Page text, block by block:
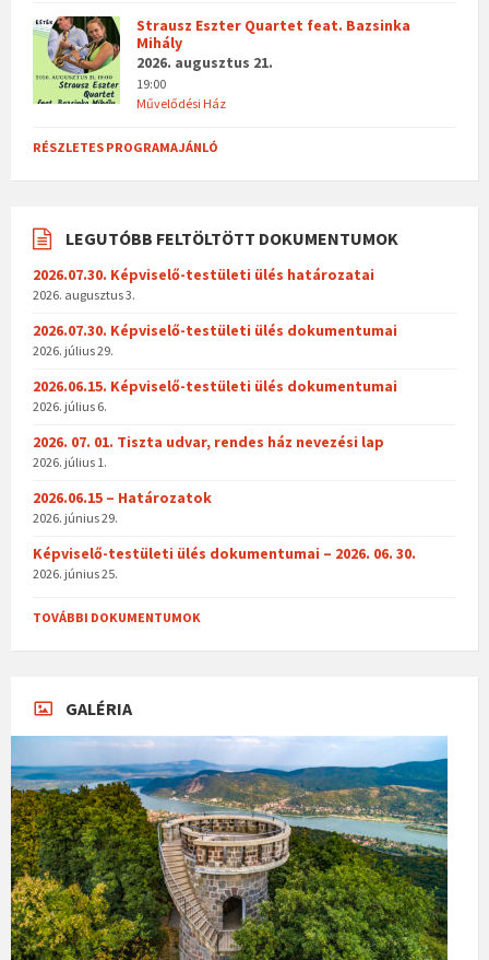
Strausz Eszter Quartet feat. Bazsinka
Mihály
2026. augusztus 21.
19:00
Művelődési Ház
RÉSZLETES PROGRAMAJÁNLÓ
LEGUTÓBB FELTÖLTÖTT DOKUMENTUMOK
2026.07.30. Képviselő-testületi ülés határozatai
2026. augusztus 3.
2026.07.30. Képviselő-testületi ülés dokumentumai
2026. július 29.
2026.06.15. Képviselő-testületi ülés dokumentumai
2026. július 6.
2026. 07. 01. Tiszta udvar, rendes ház nevezési lap
2026. július 1.
2026.06.15 – Határozatok
2026. június 29.
Képviselő-testületi ülés dokumentumai – 2026. 06. 30.
2026. június 25.
TOVÁBBI DOKUMENTUMOK
GALÉRIA